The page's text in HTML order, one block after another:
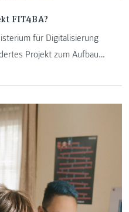
FIT4BA?
für Digitalisierung
Projekt zum Aufbau